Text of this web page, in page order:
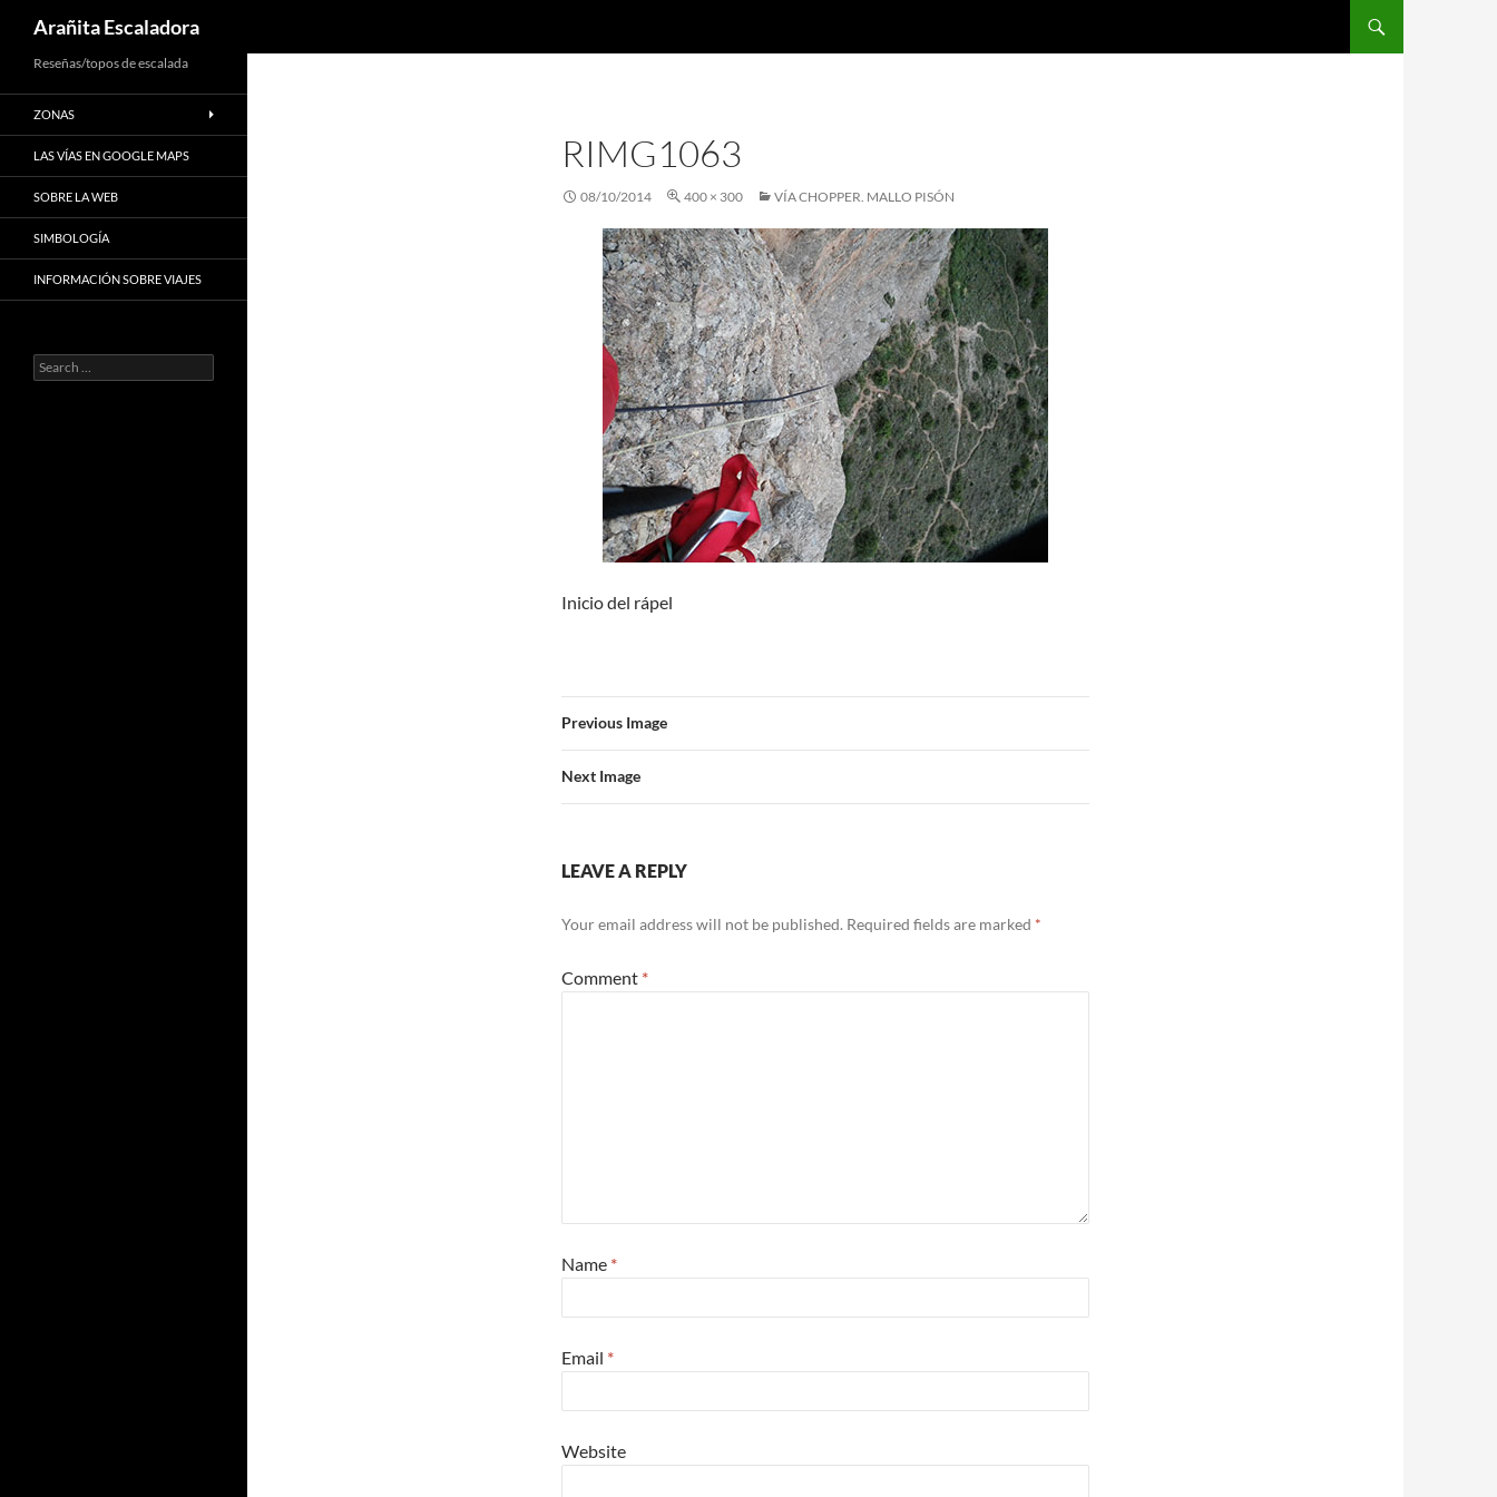
to
content
Arañita Escaladora
RIMG1063
08/10/2014 400 × 300 VÍA CHOPPER. MALLO PISÓN
Inicio del rápel
Previous Image
Next Image
LEAVE A REPLY
Your email address will not be published. Required fields are marked *
Comment *
Name *
Email *
Website
Reseñas/topos de escalada
ZONAS
LAS VÍAS EN GOOGLE MAPS
SOBRE LA WEB
SIMBOLOGÍA
INFORMACIÓN SOBRE VIAJES
Search
for: